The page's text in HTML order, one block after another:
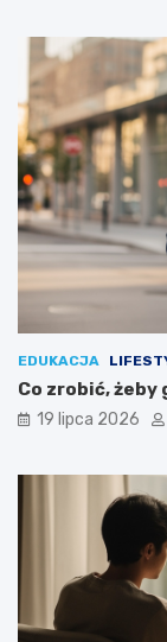
EDUKACJA
Co zrobić, żeby
19 lipca 2026